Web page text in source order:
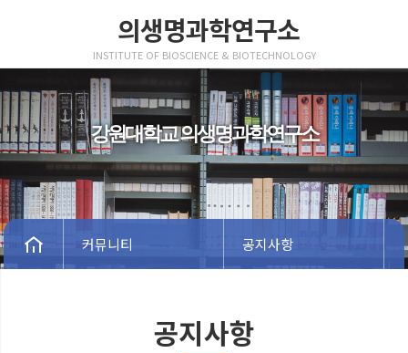
의생명과학연구소
INSTITUTE OF BIOSCIENCE & BIOTECHNOLOGY
강원대학교 의생명과학연구소
커뮤니티 공지사항
공지사항